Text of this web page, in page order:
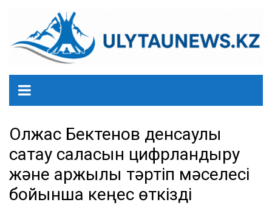
содержанию
Олжас Бектенов денсаулық
сақтау саласын цифрландыру
және қаржылық тәртіп мәселесі
бойынша кеңес өткізді